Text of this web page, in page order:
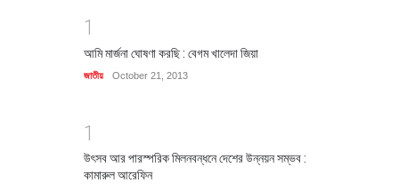
1
আমি মার্জনা ঘোষণা করছি : বেগম খালেদা জিয়া
জাতীয় October 21, 2013
1
উৎসব আর পারস্পরিক মিলনবন্ধনে দেশের উন্নয়ন সম্ভব :
কামারুল আরেফিন